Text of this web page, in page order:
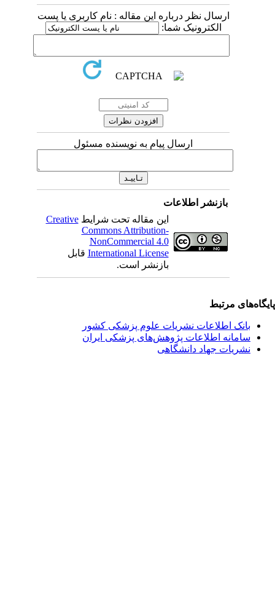
ارسال نظر درباره این مقاله : نام کاربری یا پست
الکترونیک شما:
ارسال پیام به نویسنده مسئول
بازنشر اطلاعات
این مقاله تحت شرایطCreative
Commons Attribution-
NonCommercial 4.0
International Licenseقابل
بازنشر است.
مرتبط
بانک اطلاعات نشریات علوم پزشکی کشور
سامانه اطلاعات پژوهش‌های پزشکی ایران
نشریات جهاد دانشگاهی